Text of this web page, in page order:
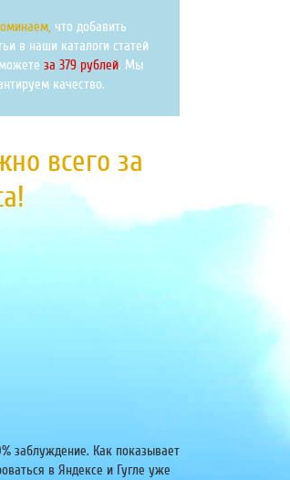
что добавить
в наши каталоги статей
за 379 рублей. Мы
качество.
всего за
заблуждение. Как показывает
в Яндексе и Гугле уже